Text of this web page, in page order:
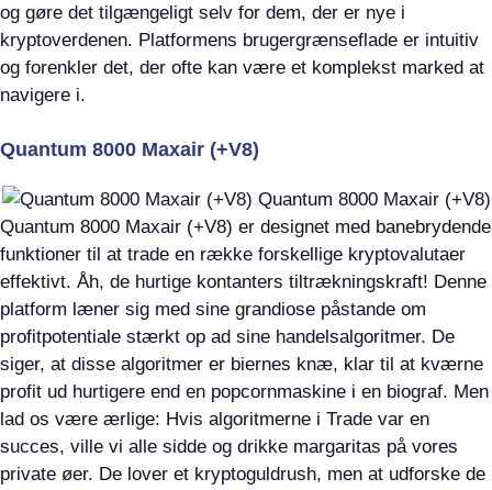
og gøre det tilgængeligt selv for dem, der er nye i
kryptoverdenen. Platformens brugergrænseflade er intuitiv
og forenkler det, der ofte kan være et komplekst marked at
navigere i.
Quantum 8000 Maxair (+V8)
Quantum 8000 Maxair (+V8) er designet med banebrydende
funktioner til at trade en række forskellige kryptovalutaer
effektivt. Åh, de hurtige kontanters tiltrækningskraft! Denne
platform læner sig med sine grandiose påstande om
profitpotentiale stærkt op ad sine handelsalgoritmer. De
siger, at disse algoritmer er biernes knæ, klar til at kværne
profit ud hurtigere end en popcornmaskine i en biograf. Men
lad os være ærlige: Hvis algoritmerne i Trade var en
succes, ville vi alle sidde og drikke margaritas på vores
private øer. De lover et kryptoguldrush, men at udforske de